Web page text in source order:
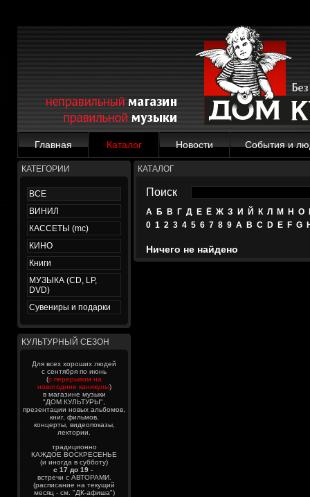
Главная Каталог Новости События и
КАТЕГОРИИ
ВСЕ
ВИНИЛ
КАССЕТЫ (mc)
КИНО
Книги
МУЗЫКА (CD, LP,
DVD)
Сувениры и подарки
КУЛЬТУРНЫЙ СЕЗОН
Для всех хороших людей
с сентября по июнь
(с перерывом на
новогодние каникулы)
в магазине музыки
"ДОМ КУЛЬТУРЫ",
презентации новых альбомов,
книг, фильмов,
концерты, видеопоказы,
лектории.
традиционно
КАЖДОЕ ВОСКРЕСЕНЬЕ
(и иногда в субботу)
с 17 до 19 -
встречи с АВТОРАМИ.
(расписание на текущий
месяц - см. "ДК-афиша")
КАТАЛОГ
Поиск
А Б В Г Д Е Ё Ж З И Й К Л М Н О
0 1 2 3 4 5 6 7 8 9 A B C D E F G
Ничего не найдено